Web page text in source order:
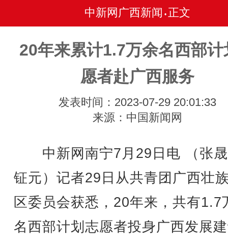
中新网广西新闻 • 正文
20年来累计1.7万余名西部计
愿者赴广西服务
发表时间：2023-07-29 20:01:33
来源：中国新闻网
中新网南宁7月29日电 （张
钲元）记者29日从共青团广西壮
区委员会获悉，20年来，共有1.7
名西部计划志愿者投身广西发展